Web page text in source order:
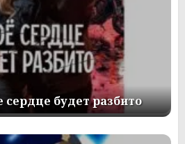
сердце будет разбито